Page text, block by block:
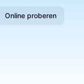
Online proberen